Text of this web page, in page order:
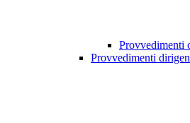
Provvedimenti
Provvedimenti